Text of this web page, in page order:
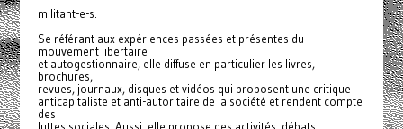
militant-e-s.
Se référant aux expériences passées et présentes du
mouvement libertaire
et autogestionnaire, elle diffuse en particulier les livres,
brochures,
revues, journaux, disques et vidéos qui proposent une critique
anticapitaliste et anti-autoritaire de la société et rendent compte
des